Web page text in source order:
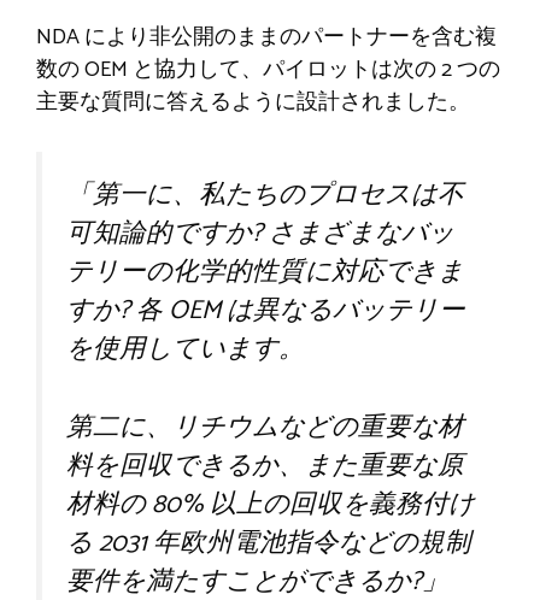
NDA により非公開のままのパートナーを含む複
数の OEM と協力して、パイロットは次の 2 つの
主要な質問に答えるように設計されました。
「第一に、私たちのプロセスは不
可知論的ですか? さまざまなバッ
テリーの化学的性質に対応できま
すか? 各 OEM は異なるバッテリー
を使用しています。
第二に、リチウムなどの重要な材
料を回収できるか、また重要な原
材料の 80% 以上の回収を義務付け
る 2031 年欧州電池指令などの規制
要件を満たすことができるか?」